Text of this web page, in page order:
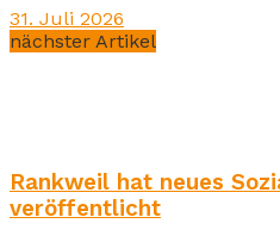
31. Juli 2026
nächster Artikel
Rankweil hat neues
veröffentlicht